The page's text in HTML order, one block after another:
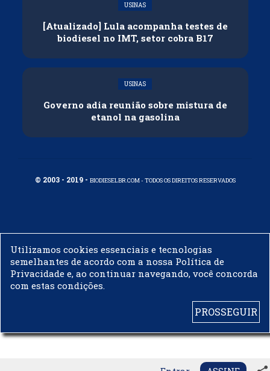
USINAS
[Atualizado] Lula acompanha testes de
biodiesel no IMT, setor cobra B17
USINAS
Governo adia reunião sobre mistura de
etanol na gasolina
© 2003 - 2019 - BIODIESELBR.COM - TODOS OS DIREITOS RESERVADOS
Utilizamos cookies essenciais e tecnologias
semelhantes de acordo com a nossa Política de
Privacidade e, ao continuar navegando, você concorda
com estas condições.
PROSSEGUIR